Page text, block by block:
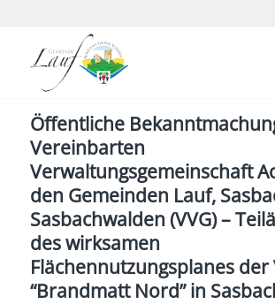
Öffentliche
Vereinbarten
Verwaltungsgemeinschaft
den Gemeinden Lauf,
Sasbachwalden (VVG) –
des wirksamen
Flächennutzungsplanes der
“Brandmatt Nord” in